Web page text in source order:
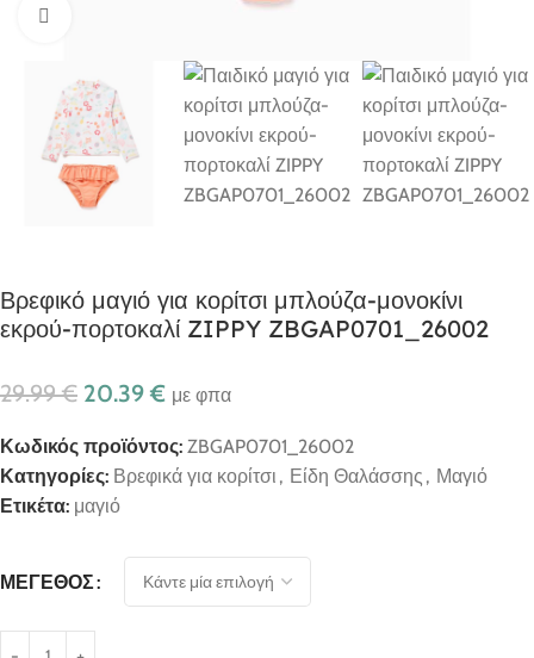
Βρεφικό μαγιό για κορίτσι μπλούζα-μονοκίνι
εκρού-πορτοκαλί ZIPPY ZBGAP0701_26002
29.99€ 20.39€ με φπα
Κωδικός προϊόντος: ZBGAP0701_26002
Κατηγορίες: Βρεφικά για κορίτσι , Είδη Θαλάσσης , Μαγιό
Ετικέτα: μαγιό
ΜΈΓΕΘΟΣ